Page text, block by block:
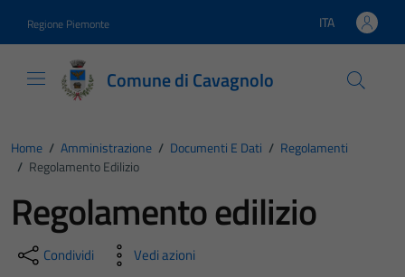
Regione Piemonte Lingua attiva:
ITA
Comune di Cavagnolo
Home / Amministrazione / Documenti E Dati / Regolamenti
/ Regolamento Edilizio
Regolamento edilizio
Condividi Vedi azioni